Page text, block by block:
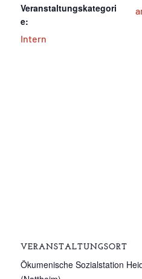
Veranstaltungskategori
e:
Intern
VERANSTALTUNGSORT
Ökumenische Sozialstation